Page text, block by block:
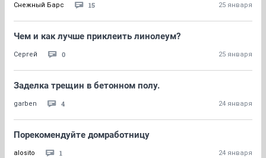
Снежный Барс 15 25 января
Чем и как лучше приклеить линолеум?
Сергей 0 25 января
Заделка трещин в бетонном полу.
garben 4 24 января
Порекомендуйте домработницу
alosito 1 24 января